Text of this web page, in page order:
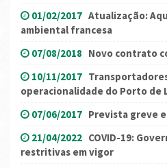
01/02/2017 Atualização:
ambiental francesa
07/08/2018 Novo contrato
10/11/2017
operacionalidade do Porto de
07/06/2017 Prevista greve
21/04/2022 COVID-19:
restritivas em vigor